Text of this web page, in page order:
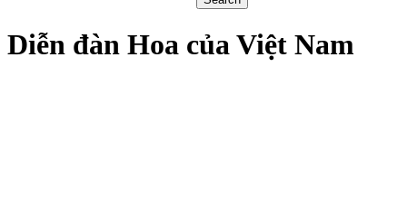
Diễn đàn Hoa của Việt Nam